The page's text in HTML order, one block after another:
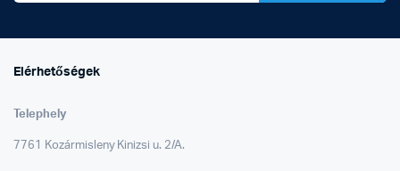
Elérhetőségek
Telephely
7761 Kozármisleny Kinizsi u. 2/A.